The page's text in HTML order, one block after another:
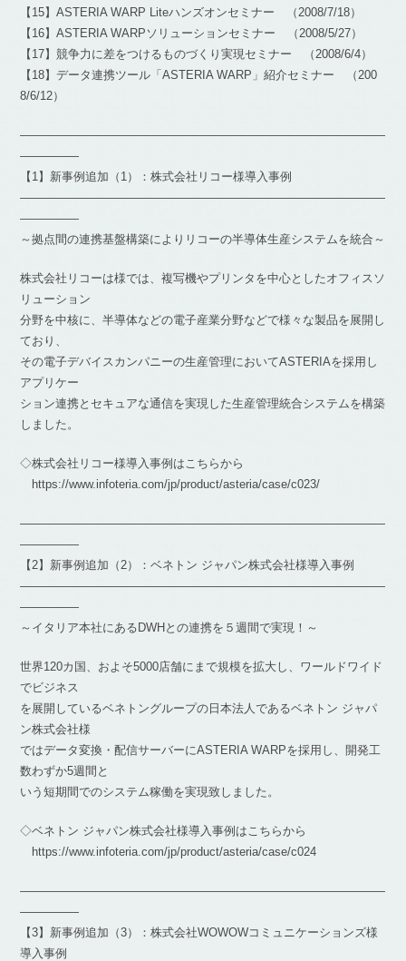
【15】ASTERIA WARP Liteハンズオンセミナー （2008/7/18）
【16】ASTERIA WARPソリューションセミナー （2008/5/27）
【17】競争力に差をつけるものづくり実現セミナー （2008/6/4）
【18】データ連携ツール「ASTERIA WARP」紹介セミナー （200
8/6/12）
―――――――――――――――――――――――――――――――
―――――
【1】新事例追加（1）：株式会社リコー様導入事例
―――――――――――――――――――――――――――――――
―――――
～拠点間の連携基盤構築によりリコーの半導体生産システムを統合～
株式会社リコーは様では、複写機やプリンタを中心としたオフィスソ
リューション
分野を中核に、半導体などの電子産業分野などで様々な製品を展開し
ており、
その電子デバイスカンパニーの生産管理においてASTERIAを採用し
アプリケー
ション連携とセキュアな通信を実現した生産管理統合システムを構築
しました。
◇株式会社リコー様導入事例はこちらから
https://www.infoteria.com/jp/product/asteria/case/c023/
―――――――――――――――――――――――――――――――
―――――
【2】新事例追加（2）：ベネトン ジャパン株式会社様導入事例
―――――――――――――――――――――――――――――――
―――――
～イタリア本社にあるDWHとの連携を５週間で実現！～
世界120カ国、およそ5000店舗にまで規模を拡大し、ワールドワイド
でビジネス
を展開しているベネトングループの日本法人であるベネトン ジャパ
ン株式会社様
ではデータ変換・配信サーバーにASTERIA WARPを採用し、開発工
数わずか5週間と
いう短期間でのシステム稼働を実現致しました。
◇ベネトン ジャパン株式会社様導入事例はこちらから
https://www.infoteria.com/jp/product/asteria/case/c024
―――――――――――――――――――――――――――――――
―――――
【3】新事例追加（3）：株式会社WOWOWコミュニケーションズ様
導入事例